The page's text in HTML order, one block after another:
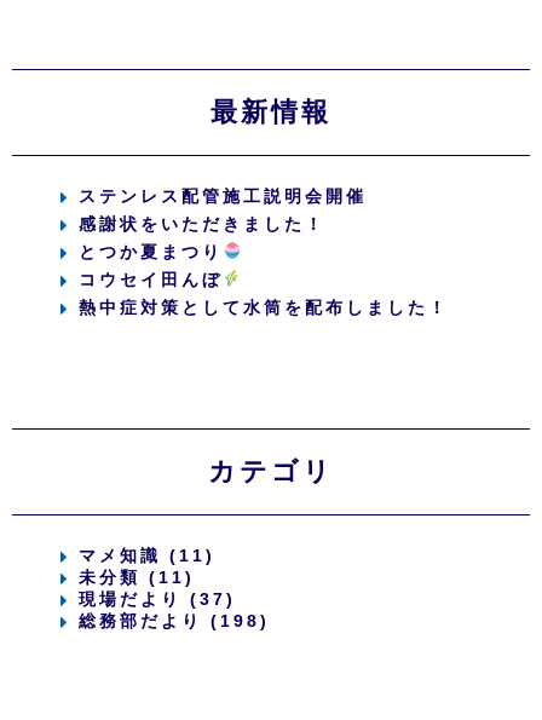
最新情報
ステンレス配管施工説明会開催
感謝状をいただきました！
とつか夏まつり
コウセイ田んぼ
熱中症対策として水筒を配布しました！
カテゴリ
マメ知識 (11)
未分類 (11)
現場だより (37)
総務部だより (198)